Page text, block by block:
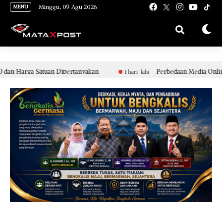
[gnpub_google_news_follow]
MENU Minggu, 09 Agu 2026
Dipertanyakan 1 hari lalu Perbedaan Media Online Bodong